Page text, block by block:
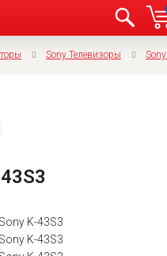
Sony Телевизоры